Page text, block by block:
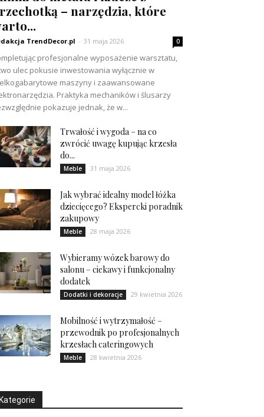
– narzędzia, które
TrendDecor.pl - 31 maja 2026 0
profesjonalne wyposażenie warsztatu,
ulec pokusie inwestowania wyłącznie w
maszyny i zaawansowane
Praktyka mechaników i ślusarzy
pokazuje jednak, że w...
Trwałość i wygoda – na co
zwrócić uwagę kupując krzesła
do...
Meble 31 maja 2026
Jak wybrać idealny model łóżka
dziecięcego? Ekspercki poradnik
zakupowy
Meble 28 maja 2026
Wybieramy wózek barowy do
salonu – ciekawy i funkcjonalny
dodatek
Dodatki i dekoracje 29 kwietnia 2026
Mobilność i wytrzymałość –
przewodnik po profesjonalnych
krzesłach cateringowych
Meble 28 kwietnia 2026
Kategorie